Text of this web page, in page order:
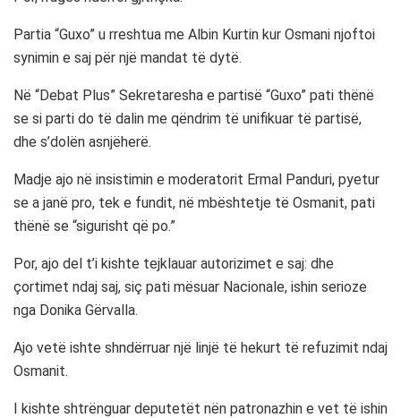
Partia “Guxo” u rreshtua me Albin Kurtin kur Osmani njoftoi
synimin e saj për një mandat të dytë.
Në “Debat Plus” Sekretaresha e partisë “Guxo” pati thënë
se si parti do të dalin me qëndrim të unifikuar të partisë,
dhe s’dolën asnjëherë.
Madje ajo në insistimin e moderatorit Ermal Panduri, pyetur
se a janë pro, tek e fundit, në mbështetje të Osmanit, pati
thënë se “sigurisht që po.”
Por, ajo del t’i kishte tejklauar autorizimet e saj: dhe
çortimet ndaj saj, siç pati mësuar Nacionale, ishin serioze
nga Donika Gërvalla.
Ajo vetë ishte shndërruar një linjë të hekurt të refuzimit ndaj
Osmanit.
I kishte shtrënguar deputetët nën patronazhin e vet të ishin